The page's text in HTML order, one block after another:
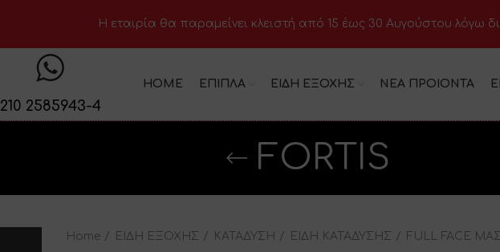
210 2585943-4
HOME ΕΠΙΠΛΑ ΕΙΔΗ ΕΞΟΧΗΣ ΝΕΑ ΠΡΟΙΟΝΤΑ
FORTIS
Home ΕΙΔΗ ΕΞΟΧΗΣ ΚΑΤΑΔΥΣΗ ΕΙΔΗ ΚΑΤΑΔΥΣΗΣ FULL FACE
H εταιρία θα παραμείνει κλειστή από 15 έως 30 Αυγούστου λόγω